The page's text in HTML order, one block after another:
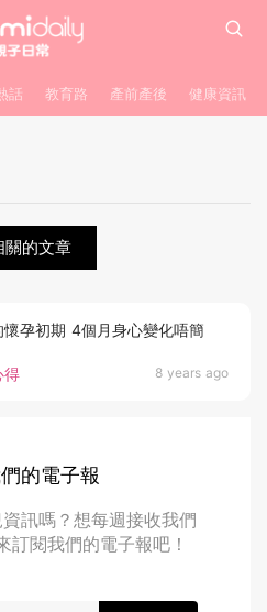
話 教育路 產前產後 健康資訊
關的文章
得 8 years ago
懷孕初期 4個月身心變化唔簡
的電子報
訊嗎？想每週接收我們
訂閱我們的電子報吧！